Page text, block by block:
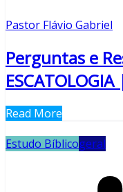
Pastor Flávio Gabriel
Perguntas e
Read More
Estudo Bíblicogeral